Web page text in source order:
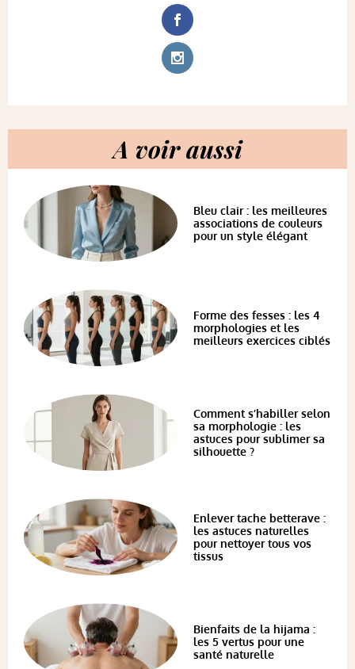
A voir aussi
Bleu clair : les meilleures
associations de couleurs
pour un style élégant
Forme des fesses : les 4
morphologies et les
meilleurs exercices ciblés
Comment s’habiller selon
sa morphologie : les
astuces pour sublimer sa
silhouette ?
Enlever tache betterave :
les astuces naturelles
pour nettoyer tous vos
tissus
Bienfaits de la hijama :
les 5 vertus pour une
santé naturelle